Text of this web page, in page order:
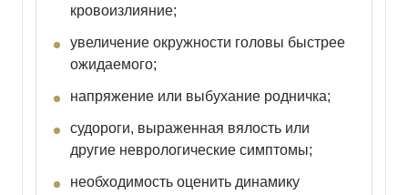
кровоизлияние;
увеличение окружности головы быстрее
ожидаемого;
напряжение или выбухание родничка;
судороги, выраженная вялость или
другие неврологические симптомы;
необходимость оценить динамику